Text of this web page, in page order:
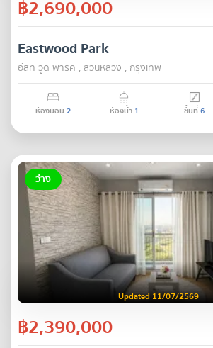
฿2,690,000
Eastwood Park
อีสท์ วูด พาร์ค , สวนหลวง , กรุงเทพ
ห้องนอน 2 ห้องน้ำ 1 ชั้นที่6
ว่าง
Updated 11/07/2569
฿2,390,000